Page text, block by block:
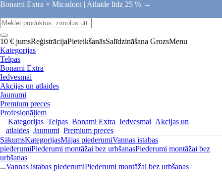
Bonami Extra × Micadoni | Atlaide līdz 25 % →
10 € jumsReģistrācijaPieteikšanāsSalīdzināšana GrozsMenu
Kategorijas
Telpas
Bonami Extra
Iedvesmai
Akcijas un atlaides
Jaunumi
Premium preces
Profesionāļiem
Kategorijas Telpas Bonami Extra Iedvesmai Akcijas un
atlaides Jaunumi Premium preces
SākumsKategorijasMājas piederumiVannas istabas
piederumiPiederumi montāžai bez urbšanasPiederumi montāžai bez
urbšanas
...Vannas istabas piederumiPiederumi montāžai bez urbšanas